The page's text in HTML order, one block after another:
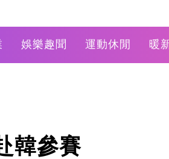
娛樂趣聞 運動休閒 暖
韓參賽